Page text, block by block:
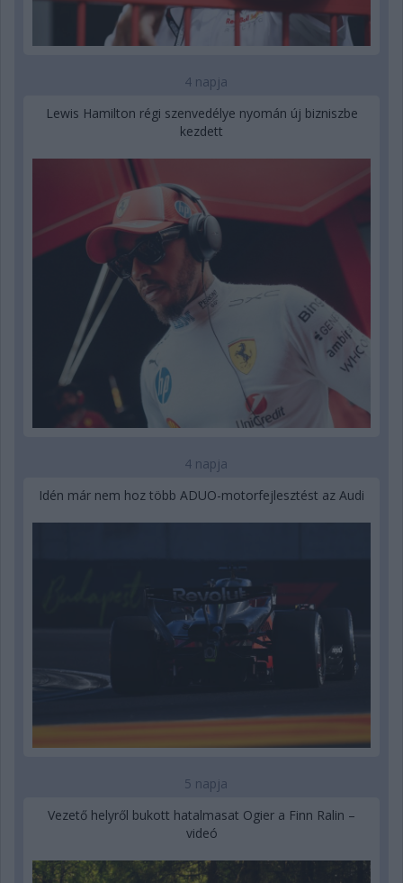
4 napja
Lewis Hamilton régi szenvedélye nyomán új bizniszbe
kezdett
4 napja
Idén már nem hoz több ADUO-motorfejlesztést az Audi
5 napja
Vezető helyről bukott hatalmasat Ogier a Finn Ralin –
videó